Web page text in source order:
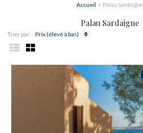
Accueil Palau Sardaigne
Palau Sardaigne
Trier par: Prix ​​(élevé à bas)